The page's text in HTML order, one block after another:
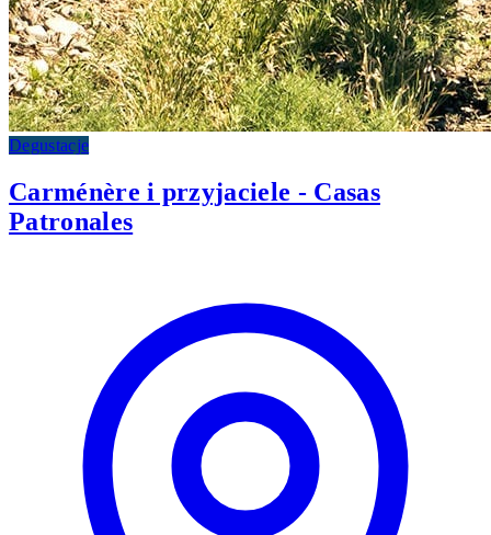
Degustacje
Carménère i przyjaciele - Casas
Patronales